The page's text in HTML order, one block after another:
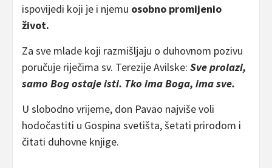
ispovijedi koji je i njemu osobno promijenio
život.
Za sve mlade koji razmišljaju o duhovnom pozivu
poručuje riječima sv. Terezije Avilske: Sve prolazi,
samo Bog ostaje isti. Tko ima Boga, ima sve.
U slobodno vrijeme, don Pavao najviše voli
hodočastiti u Gospina svetišta, šetati prirodom i
čitati duhovne knjige.